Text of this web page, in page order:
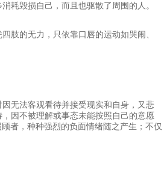
耗毁损自己，而且也驱散了周围的人。
肢的无力，只依靠口唇的运动如哭闹、
无法客观看待并接受现实和自身，又悲
因不被理解或事态未能按照自己的意愿
者，种种强烈的负面情绪随之产生；不仅